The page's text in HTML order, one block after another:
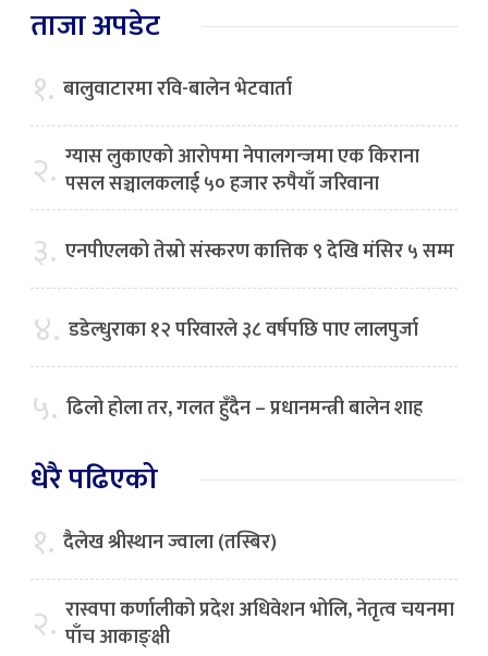
ताजा अपडेट
१. बालुवाटारमा रवि-बालेन भेटवार्ता
२. ग्यास लुकाएको आरोपमा नेपालगन्जमा एक किराना
पसल सञ्चालकलाई ५० हजार रुपैयाँ जरिवाना
३. एनपीएलको तेस्रो संस्करण कात्तिक ९ देखि मंसिर ५ सम्म
४. डडेल्धुराका १२ परिवारले ३८ वर्षपछि पाए लालपुर्जा
५. ढिलो होला तर, गलत हुँदैन – प्रधानमन्त्री बालेन शाह
धेरै पढिएको
१. दैलेख श्रीस्थान ज्वाला (तस्बिर)
२. रास्वपा कर्णालीको प्रदेश अधिवेशन भोलि, नेतृत्व चयनमा
पाँच आकाङ्क्षी